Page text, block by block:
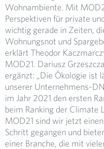
Wohnambiente. Mit
Perspektiven für private
wichtig gerade in Zeiten,
Wohnungsnot und
erklärt Theodor
MOD21. Dariusz
ergänzt: „Die Ökologie ist
unserer Unternehmens-
im Jahr 2021 den ersten
beim Ranking der Climate
MOD21 sind wir jetzt
Schritt gegangen und
einer Branche, die mit